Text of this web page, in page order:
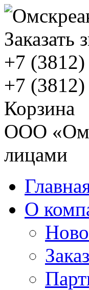
Заказать
+7 (3812)
+7 (3812)
Корзина
ООО
лицами
О